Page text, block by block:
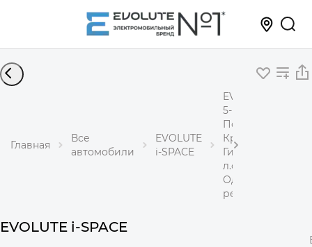
Главная
Все
автомобили
EVOLUTE
i-SPACE
EVOLUTE i-SPACE
5-местный
Полный привод
Кроссовер
Гибрид 1,5 л 367
л.с.
редуктор
EVOLUTE i-SPACE